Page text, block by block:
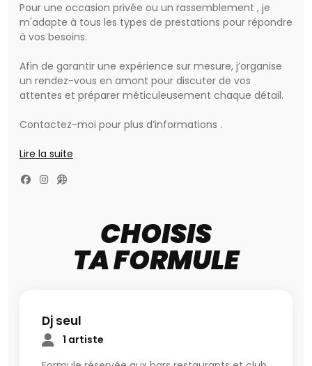
Pour une occasion privée ou un rassemblement , je
m'adapte à tous les types de prestations pour répondre
à vos besoins.
Afin de garantir une expérience sur mesure, j’organise
un rendez-vous en amont pour discuter de vos
attentes et préparer méticuleusement chaque détail.
Contactez-moi pour plus d’informations .
Les prestations sont entièrement personnalisées pour
Contactez-nous pour un devis sur mesure et
construisons ensemble une expérience unique !
- Mariages
- Bars Restaurants
& Toute prestation possible .
Lire la suite
CHOISIS
TA FORMULE
Dj seul
1 artiste